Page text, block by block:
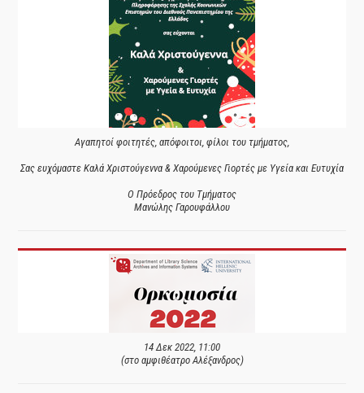
Αγαπητοί φοιτητές, απόφοιτοι, φίλοι του τμήματος,
Σας ευχόμαστε Καλά Χριστούγεννα & Χαρούμενες Γιορτές με Υγεία και Ευτυχία
Ο Πρόεδρος του Τμήματος
Μανώλης Γαρουφάλλου
14 Δεκ 2022, 11:00
(στο αμφιθέατρο Αλέξανδρος)